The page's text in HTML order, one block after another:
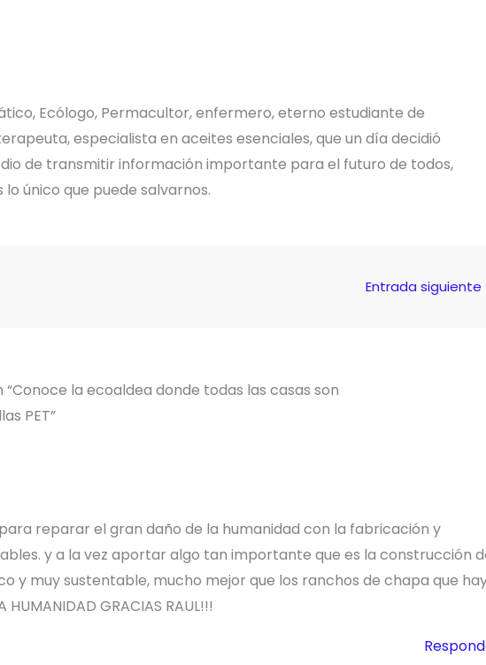
Ecólogo, Permacultor, enfermero, eterno estudiante de
especialista en aceites esenciales, que un día decidió
de transmitir información importante para el futuro de todos,
único que puede salvarnos.
Entrada siguiente
la ecoaldea donde todas las casas son
PET”
reparar el gran daño de la humanidad con la fabricación y
y a la vez aportar algo tan importante que es la construcción
y muy sustentable, mucho mejor que los ranchos de chapa que
GRACIAS RAUL!!!